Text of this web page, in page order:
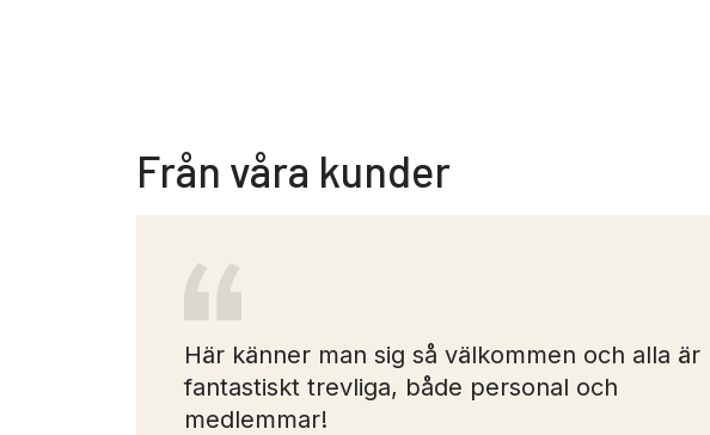
Från våra kunder
Här känner man sig så välkommen och alla är
fantastiskt trevliga, både personal och
medlemmar!